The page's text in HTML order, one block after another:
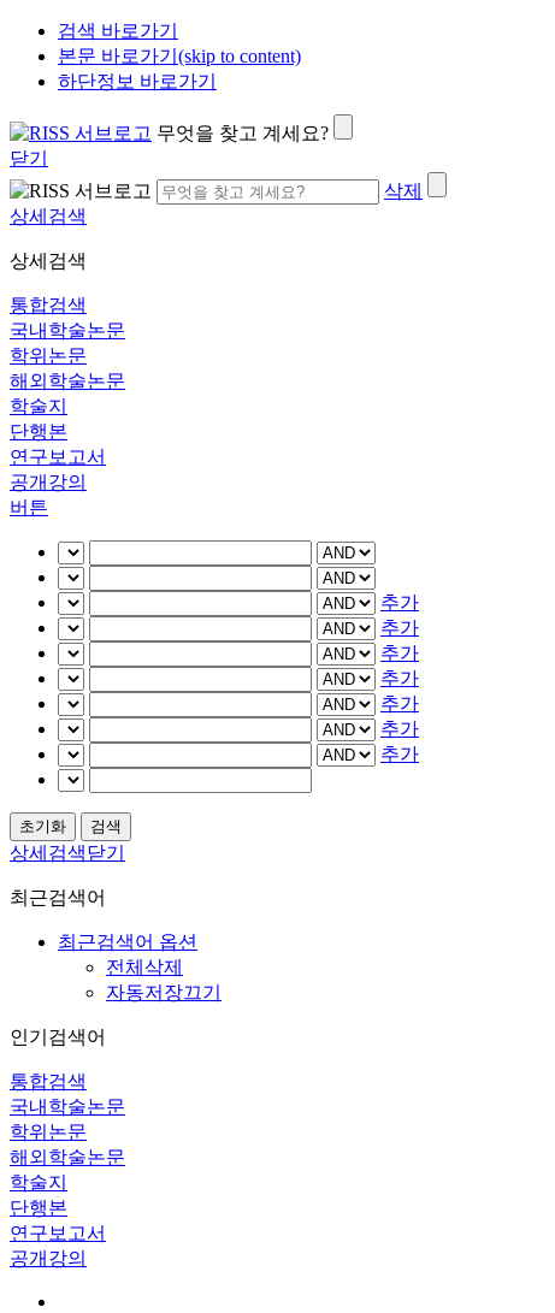
검색 바로가기
본문 바로가기(skip to content)
하단정보 바로가기
무엇을 찾고 계세요?
닫기
삭제
상세검색
상세검색
통합검색
국내학술논문
학위논문
해외학술논문
학술지
단행본
연구보고서
공개강의
버튼
추가
추가
추가
추가
추가
추가
추가
상세검색닫기
최근검색어
최근검색어 옵션
전체삭제
자동저장끄기
인기검색어
통합검색
국내학술논문
학위논문
해외학술논문
학술지
단행본
연구보고서
공개강의